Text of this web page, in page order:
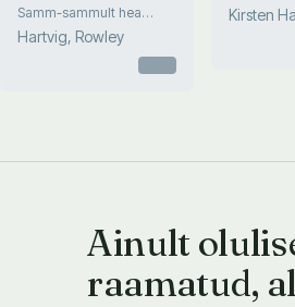
Samm-sammult hea
tervise ja elujõu
taastamiseni
Hartvig, Rowley
Kirsten
Ainult
raamatud,